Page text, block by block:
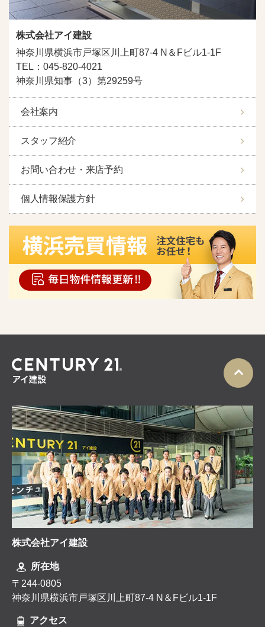
株式会社アイ建設
神奈川県横浜市戸塚区川上町87-4 N＆Fビル1-1F
TEL：045-820-4021
神奈川県知事（3）第29259号
会社案内
スタッフ紹介
お問い合わせ・来店予約
個人情報保護方針
株式会社アイ建設
所在地
〒244-0805
神奈川県横浜市戸塚区川上町87-4 N＆Fビル1-1F
アクセス